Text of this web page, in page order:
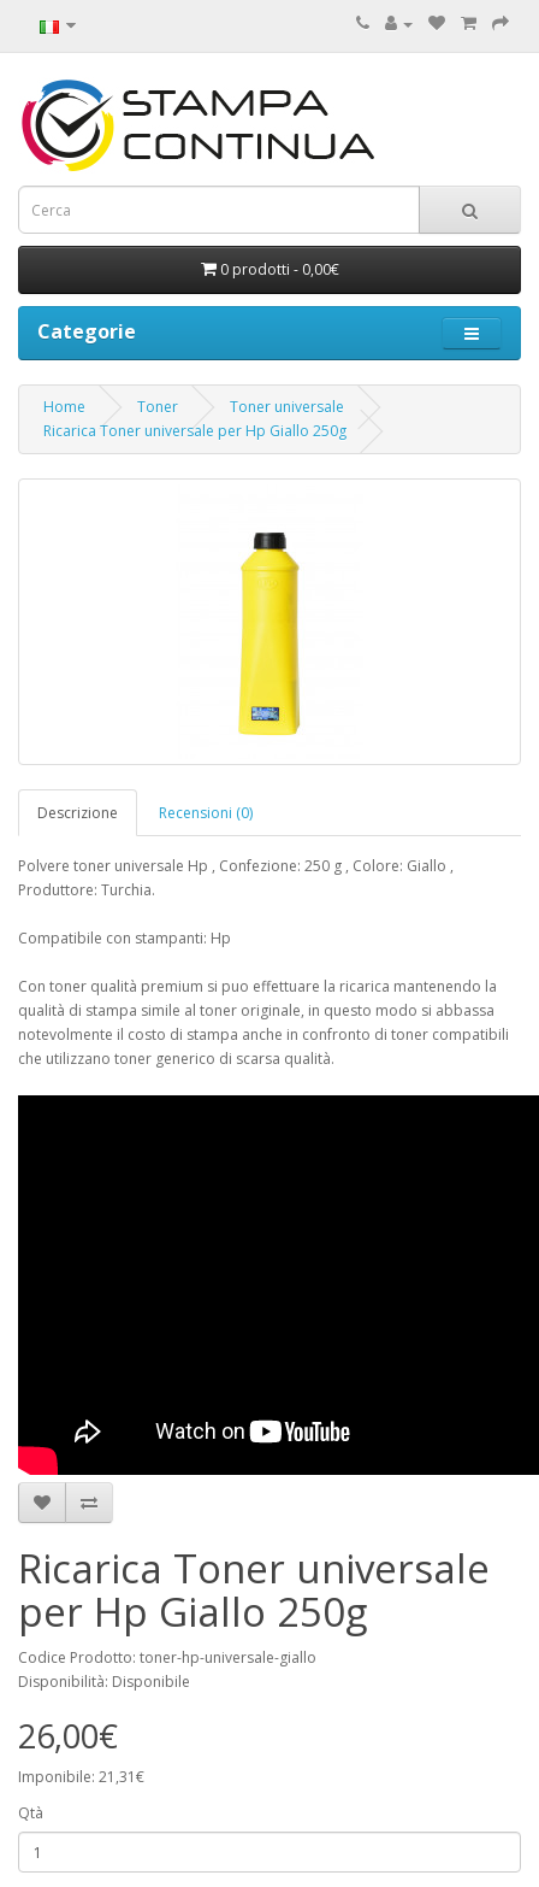
0 prodotti - 0,00€
Categorie
Home Toner
Toner universale
Ricarica Toner universale per Hp Giallo 250g
Descrizione Recensioni (0)
Polvere toner universale Hp , Confezione: 250 g , Colore: Giallo ,
Produttore: Turchia.
Compatibile con stampanti: Hp
Con toner qualità premium si puo effettuare la ricarica mantenendo la
qualità di stampa simile al toner originale, in questo modo si abbassa
notevolmente il costo di stampa anche in confronto di toner compatibili
che utilizzano toner generico di scarsa qualità.
Ricarica Toner universale
per Hp Giallo 250g
Codice Prodotto: toner-hp-universale-giallo
Disponibilità: Disponibile
26,00€
Imponibile: 21,31€
Qtà